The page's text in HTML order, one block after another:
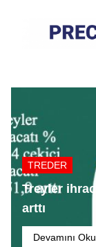
TREDER
Treyler
arttı
Devamını Oku